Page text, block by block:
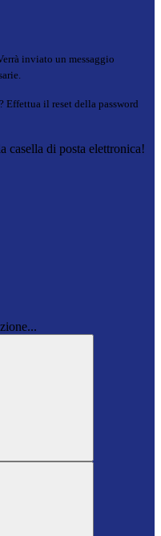
inviato un messaggio
Effettua il reset della password
casella di posta elettronica!